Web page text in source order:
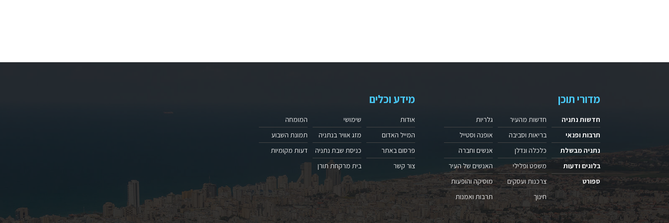
מדורי תוכן
חדשות נתניה
תרבות ופנאי
נתניה מבשלת
בלוגים ודעות
ספורט
חדשות מהעיר
בריאות וסביבה
כלכלה ונדלן
משפט ופלילי
צרכנות ועסקים
חינוך
גלריות
אופנה וסטייל
אנשים וחברה
האנשים של העיר
מוסיקה והופעות
תרבות ואמנות
מידע וכלים
אודות
המייל האדום
פרסום באתר
צור קשר
שימושי
מזג אוויר בנתניה
כניסת שבת נתניה
בית מרקחת תורן
המומחה
תמונת השבוע
דעות מקומיות